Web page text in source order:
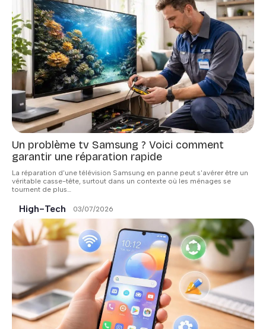
Un problème tv Samsung ? Voici comment
garantir une réparation rapide
La réparation d'une télévision Samsung en panne peut s'avérer être un
véritable casse-tête, surtout dans un contexte où les ménages se
tournent de plus…
High-Tech 03/07/2026